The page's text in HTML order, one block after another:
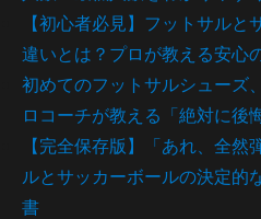
【初心者必見】フットサル
違いとは？プロが教える安心
初めてのフットサルシューズ
ロコーチが教える「絶対に後
【完全保存版】「あれ、全
ルとサッカーボールの決定的
書